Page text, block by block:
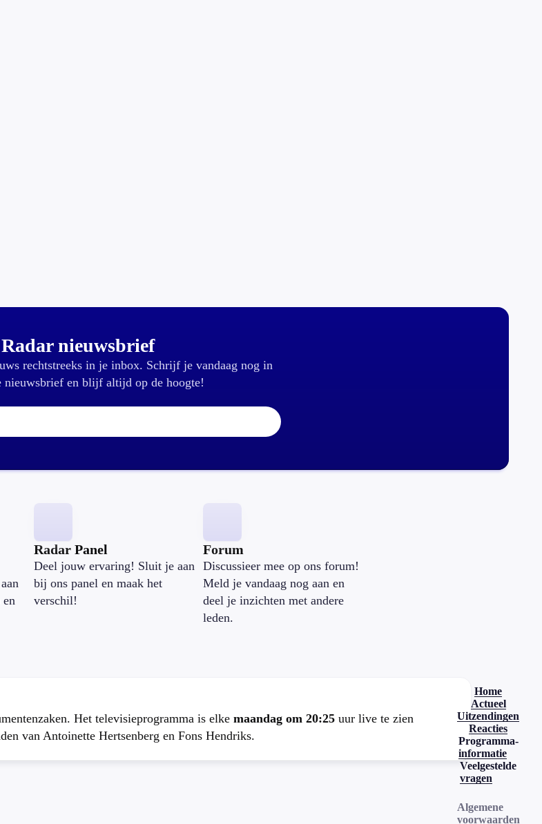
Radar nieuwsbrief
rechtstreeks in je inbox. Schrijf je vandaag nog in
nieuwsbrief en blijf altijd op de hoogte!
E-mailadres:
en
Radar Panel
Deel jouw ervaring! Sluit je aan
bij ons panel en maak het
verschil!
Forum
Discussieer mee op ons forum!
Meld je vandaag nog aan en
deel je inzichten met andere
leden.
Het televisieprogramma is elke maandag om 20:25 uur live te zien
van Antoinette Hertsenberg en Fons Hendriks.
Home
Actueel
Uitzendingen
Reacties
Programma-
informatie
Veelgestelde
vragen
Algemene
voorwaarden